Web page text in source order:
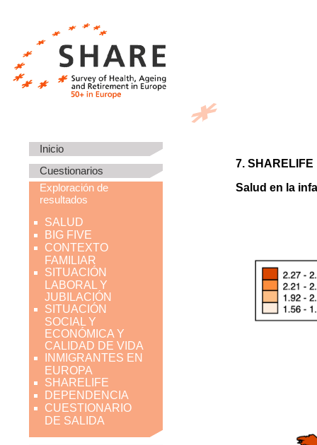
Inicio
Cuestionarios
Exploración de
resultados
SALUD
BIG FIVE
CONTEXTO
FAMILIAR
SITUACIÓN
LABORAL Y
JUBILACIÓN
SITUACIÓN
SOCIAL Y
ECONÓMICA Y
CALIDAD DE VIDA
INMIGRANTES EN
EUROPA
SHARELIFE
DEPENDENCIA
CUESTIONARIO
DE SALIDA
7. SHARELIFE
Salud en la